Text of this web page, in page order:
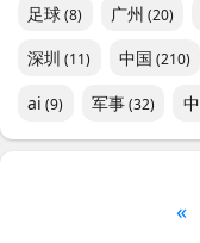
足球(8) 广州 (20)
深圳 (11) 中国 (210)
ai (9) 军事(32)
«